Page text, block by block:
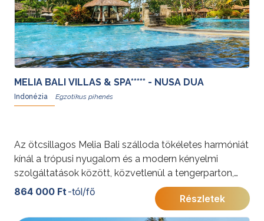
MELIA BALI VILLAS & SPA***** - NUSA DUA
Indonézia
Az ötcsillagos Melia Bali szálloda tökéletes harmóniát
kínál a trópusi nyugalom és a modern kényelmi
szolgáltatások között, közvetlenül a tengerparton,
Nusa Dua szívében.
864 000 Ft -tól/fő
Részletek